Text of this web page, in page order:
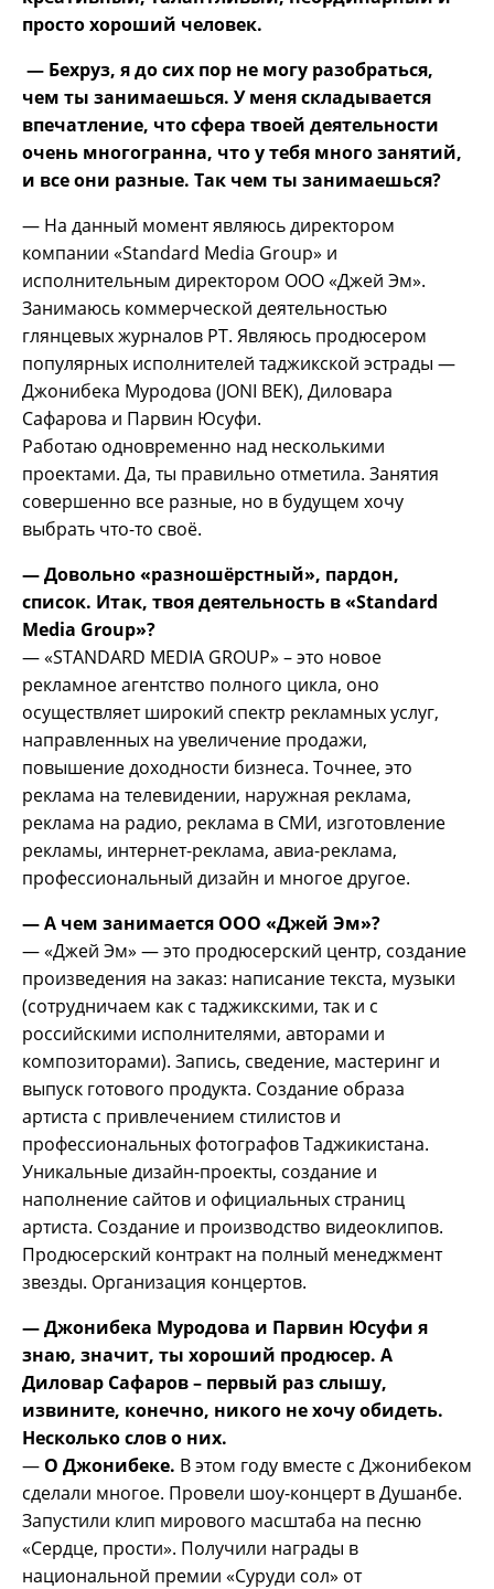
просто хороший человек.
— Бехруз, я до сих пор не могу разобраться,
чем ты занимаешься. У меня складывается
впечатление, что сфера твоей деятельности
очень многогранна, что у тебя много занятий,
и все они разные. Так чем ты занимаешься?
— На данный момент являюсь директором
компании «Standard Media Group» и
исполнительным директором ООО «Джей Эм».
Занимаюсь коммерческой деятельностью
глянцевых журналов РТ. Являюсь продюсером
популярных исполнителей таджикской эстрады —
Джонибека Муродова (JONI BEK), Диловара
Сафарова и Парвин Юсуфи.
Работаю одновременно над несколькими
проектами. Да, ты правильно отметила. Занятия
совершенно все разные, но в будущем хочу
выбрать что-то своё.
— Довольно «разношёрстный», пардон,
список. Итак, твоя деятельность в «Standard
Media Group»?
— «STANDARD MEDIA GROUP» – это новое
рекламное агентство полного цикла, оно
осуществляет широкий спектр рекламных услуг,
направленных на увеличение продажи,
повышение доходности бизнеса. Точнее, это
реклама на телевидении, наружная реклама,
реклама на радио, реклама в СМИ, изготовление
рекламы, интернет-реклама, авиа-реклама,
профессиональный дизайн и многое другое.
— А чем занимается ООО «Джей Эм»?
— «Джей Эм» — это продюсерский центр, создание
произведения на заказ: написание текста, музыки
(сотрудничаем как с таджикскими, так и с
российскими исполнителями, авторами и
композиторами). Запись, сведение, мастеринг и
выпуск готового продукта. Создание образа
артиста с привлечением стилистов и
профессиональных фотографов Таджикистана.
Уникальные дизайн-проекты, создание и
наполнение сайтов и официальных страниц
артиста. Создание и производство видеоклипов.
Продюсерский контракт на полный менеджмент
звезды. Организация концертов.
— Джонибека Муродова и Парвин Юсуфи я
знаю, значит, ты хороший продюсер. А
Диловар Сафаров – первый раз слышу,
извините, конечно, никого не хочу обидеть.
Несколько слов о них.
— О Джонибеке. В этом году вместе с Джонибеком
сделали многое. Провели шоу-концерт в Душанбе.
Запустили клип мирового масштаба на песню
«Сердце, прости». Получили награды в
национальной премии «Суруди сол» от